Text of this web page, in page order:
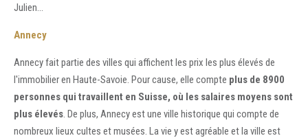
Julien…
Annecy
Annecy fait partie des villes qui affichent les prix les plus élevés de
l'immobilier en Haute-Savoie. Pour cause, elle compte plus de 8900
personnes qui travaillent en Suisse, où les salaires moyens sont
plus élevés. De plus, Annecy est une ville historique qui compte de
nombreux lieux cultes et musées. La vie y est agréable et la ville est